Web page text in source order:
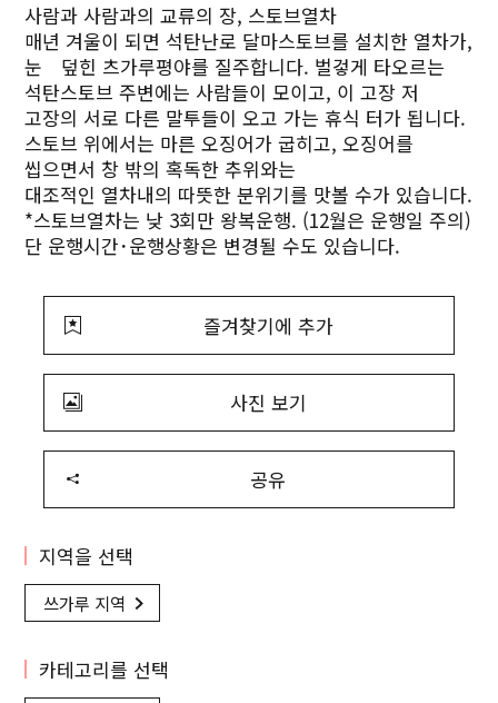
사람과 사람과의 교류의 장, 스토브열차
매년 겨울이 되면 석탄난로 달마스토브를 설치한 열차가,
눈 덮힌 츠가루평야를 질주합니다. 벌겋게 타오르는
석탄스토브 주변에는 사람들이 모이고, 이 고장 저
고장의 서로 다른 말투들이 오고 가는 휴식 터가 됩니다.
스토브 위에서는 마른 오징어가 굽히고, 오징어를
씹으면서 창 밖의 혹독한 추위와는
대조적인 열차내의 따뜻한 분위기를 맛볼 수가 있습니다.
*스토브열차는 낮 3회만 왕복운행. (12월은 운행일 주의)
단 운행시간･운행상황은 변경될 수도 있습니다.
즐겨찾기에 추가
사진 보기
공유
지역을 선택
쓰가루 지역
카테고리를 선택